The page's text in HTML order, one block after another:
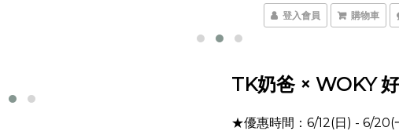
登入會員 購物車
TK奶爸 × WOKY
★優惠時間：6/12(日) - 6/20(